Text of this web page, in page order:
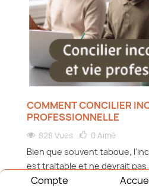
COMMENT CONCILIER
PROFESSIONNELLE
828 Vues 0 Aimé
Bien que souvent taboue,
est traitable et ne devrait
vie au travail.
Compte